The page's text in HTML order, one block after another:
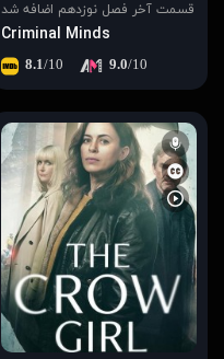
قسمت آخر فصل نوزدهم اضافه شد
Criminal Minds
8.1/10 9.0/10